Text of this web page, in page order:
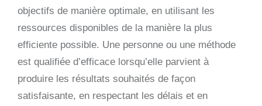
objectifs de manière optimale, en utilisant les
ressources disponibles de la manière la plus
efficiente possible. Une personne ou une méthode
est qualifiée d’efficace lorsqu’elle parvient à
produire les résultats souhaités de façon
satisfaisante, en respectant les délais et en